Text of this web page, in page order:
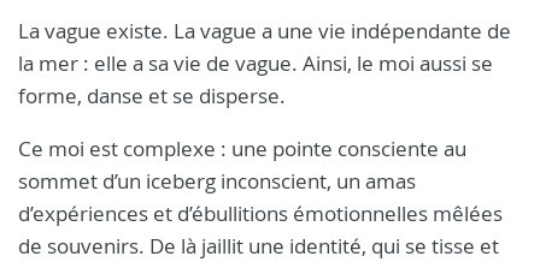
La vague existe. La vague a une vie indépendante de
la mer : elle a sa vie de vague. Ainsi, le moi aussi se
forme, danse et se disperse.
Ce moi est complexe : une pointe consciente au
sommet d’un iceberg inconscient, un amas
d’expériences et d’ébullitions émotionnelles mêlées
de souvenirs. De là jaillit une identité, qui se tisse et